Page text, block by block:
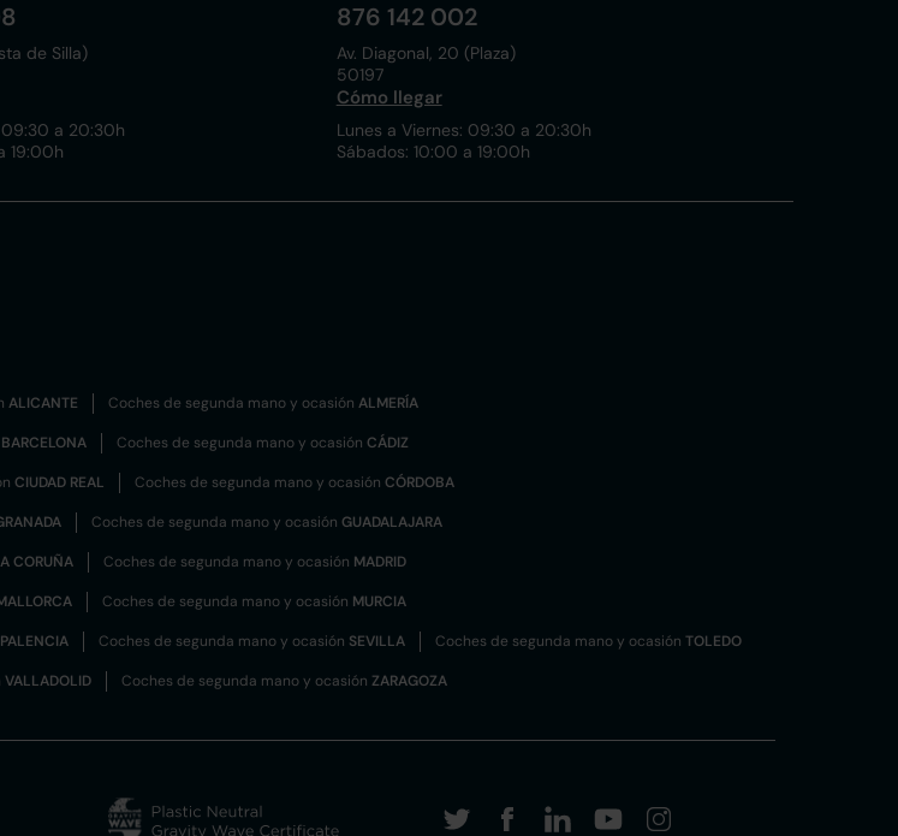
de Silla)
09:30 a 20:30h
19:00h
876 142 002
Av. Diagonal, 20 (Plaza)
50197
Cómo llegar
Lunes a Viernes: 09:30 a 20:30h
Sábados: 10:00 a 19:00h
ALICANTE Coches de segunda mano y ocasión ALMERÍA
BARCELONA Coches de segunda mano y ocasión CÁDIZ
CIUDAD REAL Coches de segunda mano y ocasión CÓRDOBA
Coches de segunda mano y ocasión GUADALAJARA
CORUÑA Coches de segunda mano y ocasión MADRID
Coches de segunda mano y ocasión MURCIA
PALENCIA Coches de segunda mano y ocasión SEVILLA Coches de segunda mano y ocasión TOLEDO
VALLADOLID Coches de segunda mano y ocasión ZARAGOZA